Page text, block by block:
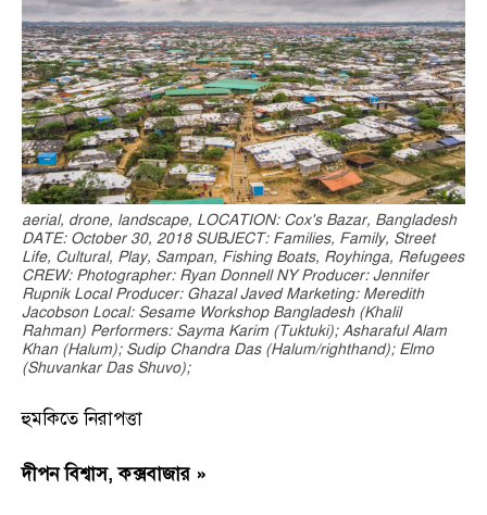
aerial, drone, landscape, LOCATION: Cox's Bazar, Bangladesh
DATE: October 30, 2018 SUBJECT: Families, Family, Street
Life, Cultural, Play, Sampan, Fishing Boats, Royhinga, Refugees
CREW: Photographer: Ryan Donnell NY Producer: Jennifer
Rupnik Local Producer: Ghazal Javed Marketing: Meredith
Jacobson Local: Sesame Workshop Bangladesh (Khalil
Rahman) Performers: Sayma Karim (Tuktuki); Asharaful Alam
Khan (Halum); Sudip Chandra Das (Halum/righthand); Elmo
(Shuvankar Das Shuvo);
হুমকিতে নিরাপত্তা
দীপন বিশ্বাস, কক্সবাজার »